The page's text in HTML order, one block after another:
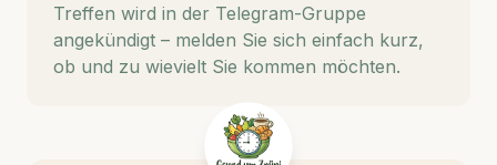
Treffen wird in der Telegram-Gruppe
angekündigt – melden Sie sich einfach kurz,
ob und zu wievielt Sie kommen möchten.